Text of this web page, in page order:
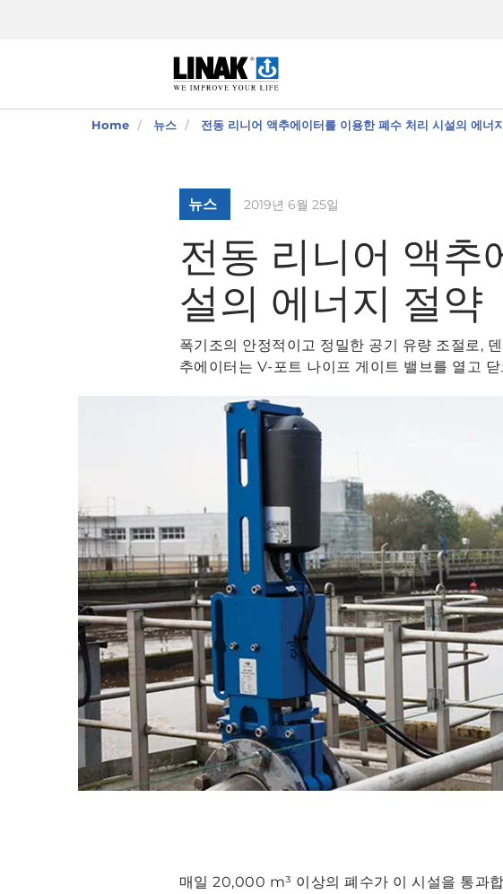
Home 뉴스 전동 리니어 액추에이터를 이용한 폐수 처리 시설의 에너
뉴스 2019년 6월 25일
전동 리니어 액추
설의 에너지 절약
폭기조의 안정적이고 정밀한 공기 유량 조절로,
추에이터는 V-포트 나이프 게이트 밸브를 열고
매일 20,000 m³ 이상의 폐수가 이 시설을 통과